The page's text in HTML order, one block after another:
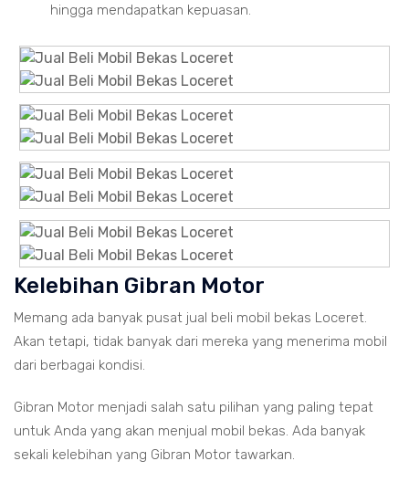
hingga mendapatkan kepuasan.
Kelebihan Gibran Motor
Memang ada banyak pusat jual beli mobil bekas Loceret.
Akan tetapi, tidak banyak dari mereka yang menerima mobil
dari berbagai kondisi.
Gibran Motor menjadi salah satu pilihan yang paling tepat
untuk Anda yang akan menjual mobil bekas. Ada banyak
sekali kelebihan yang Gibran Motor tawarkan.